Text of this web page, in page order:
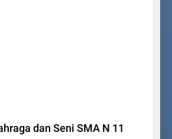
dan Seni SMA N 11